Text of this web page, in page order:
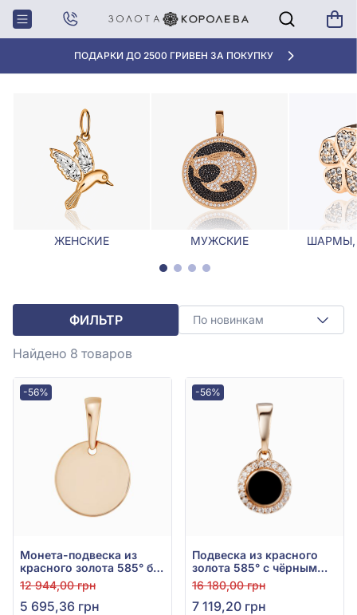
АКЦИЯ ДЛЯ КЛИЕНТОВ «НОВАЯ ПОЧТА»
Главная Кулоны, Подвески Подвеска круг
ПОДВЕСКА КРУГ
ЖЕНСКИЕ МУЖСКИЕ ШАРМЫ,
ФИЛЬТР По новинкам
Найдено 8 товаров
-56%
Монета-подвеска из
красного золота 585° без
вставки, арт. 140230
12 944,00 грн
5 695,36 грн
-56%
Подвеска из красного
золота 585° с чёрным
фианитом/
куб.цирконием и
эмалью, арт. 150463Е
16 180,00 грн
7 119,20 грн